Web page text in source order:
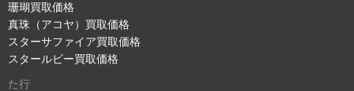
珊瑚買取価格
真珠（アコヤ）買取価格
スターサファイア買取価格
スタールビー買取価格
た行